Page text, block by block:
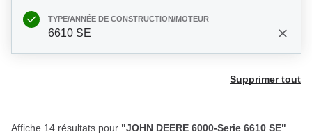
TYPE/ANNÉE DE CONSTRUCTION/MOTEUR
6610 SE
Supprimer tout
Affiche 14 résultats pour "JOHN DEERE 6000-Serie 6610 SE"